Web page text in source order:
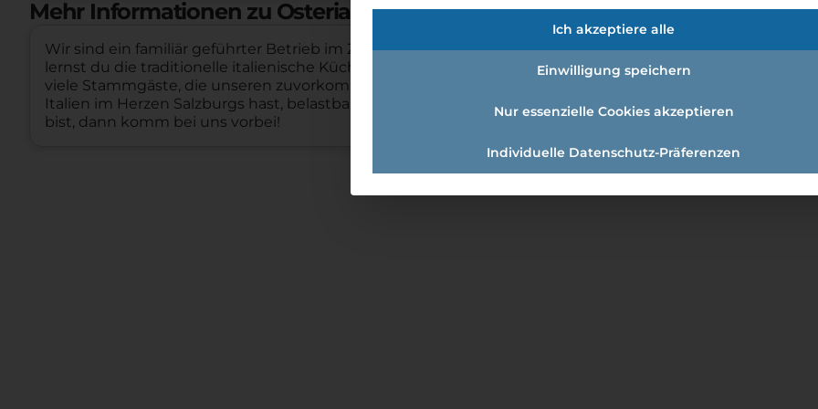
Mehr Informationen zu Osteria Cavalli
Wir sind ein familiär geführter Betrieb im Zentrum Salzburgs und bieten typische italienische Küche. Bei
lernst du die traditionelle italienische Küche, sowie ausgewählte Weine kennen. Außerdem freuen wir uns
viele Stammgäste, die unseren zuvorkommenden, freundlichen Service gewöhnt sind. Wenn du Lust auf
Italien im Herzen Salzburgs hast, belastbar, freundlich, kontaktfreudig und interessiert an Essen und
bist, dann komm bei uns vorbei!
Ich akzeptiere alle
Einwilligung speichern
Nur essenzielle Cookies akzeptieren
Individuelle Datenschutz-Präferenzen